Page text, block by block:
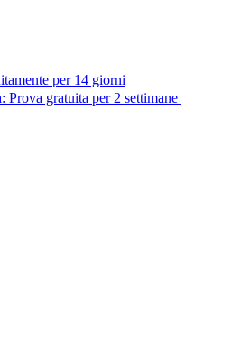
per 14 giorni
Prova gratuita per 2 settimane